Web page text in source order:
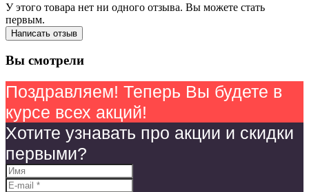
У этого товара нет ни одного отзыва. Вы можете стать
первым.
Написать отзыв
Вы смотрели
Поздравляем! Теперь Вы будете в
курсе всех акций!
Хотите узнавать про акции и скидки
первыми?